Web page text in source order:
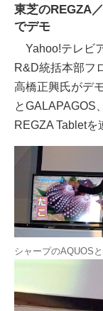
東芝のREGZA
でデモ
Yahoo!テレビ
R&D統括本部フ
高橋正興氏がデ
とGALAPAGOS
REGZA Tabletを
シャープのAQUOS